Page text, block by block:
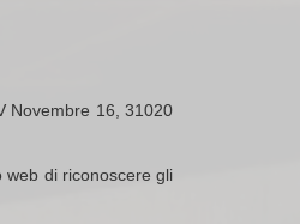
Novembre 16, 31020
web di riconoscere gli